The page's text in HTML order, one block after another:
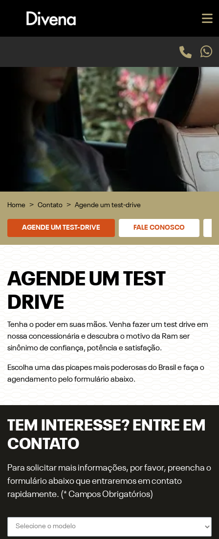
Home Contato Agende um test-drive
FALE CONOSCO
AGENDE UM TEST-DRIVE
AGENDE UM TEST
DRIVE
Tenha o poder em suas mãos. Venha fazer um test drive em
nossa concessionária e descubra o motivo da Ram ser
sinônimo de confiança, potência e satisfação.
Escolha uma das picapes mais poderosas do Brasil e faça o
agendamento pelo formulário abaixo.
TEM INTERESSE? ENTRE EM
CONTATO
Para solicitar mais informações, por favor, preencha o
formulário abaixo que entraremos em contato
rapidamente. (* Campos Obrigatórios)